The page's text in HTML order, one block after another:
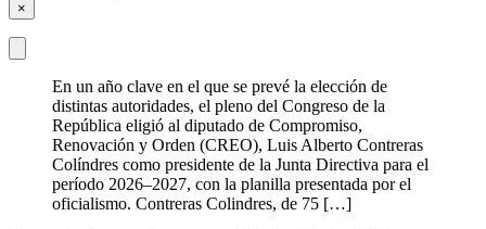
×
En un año clave en el que se prevé la elección de
distintas autoridades, el pleno del Congreso de la
República eligió al diputado de Compromiso,
Renovación y Orden (CREO), Luis Alberto Contreras
Colíndres como presidente de la Junta Directiva para el
período 2026–2027, con la planilla presentada por el
oficialismo. Contreras Colindres, de 75 […]